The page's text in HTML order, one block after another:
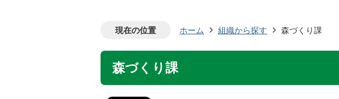
現在の位置 ホーム 組織から探す 森づくり課
森づくり課